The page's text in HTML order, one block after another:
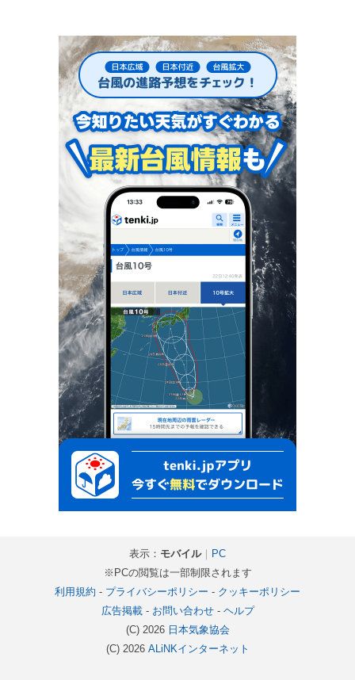
表示： モバイル｜ PC
※PCの閲覧は一部制限されます
利用規約 - プライバシーポリシー - クッキーポリシー
広告掲載- お問い合わせ- ヘルプ
(C) 2026 日本気象協会
(C) 2026 ALiNKインターネット